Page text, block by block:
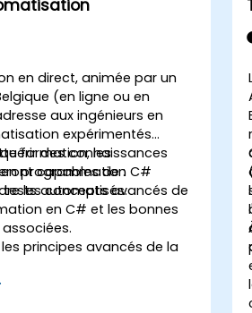
en direct, animée par un
(en ligne ou en
aux ingénieurs en
expérimentés
des connaissances
programmation C#
tests automatisés.
formation, les
capables de :
les concepts avancés de
en C# et les bonnes
principes avancés de la
solutions